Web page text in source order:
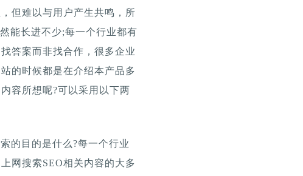
但难以与用户产生共鸣，所
能长进不少;每一个行业都有
答案而非找合作，很多企业
的时候都是在介绍本产品多
容所想呢?可以采用以下两
的目的是什么?每一个行业
网搜索SEO相关内容的大多